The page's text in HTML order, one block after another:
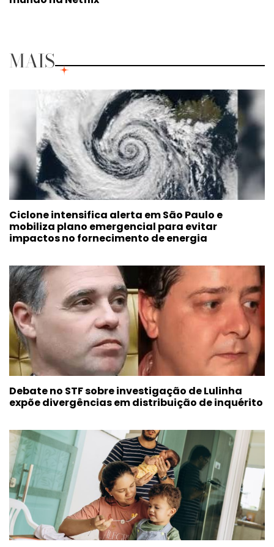
MAIS
Ciclone intensifica alerta em São Paulo e
mobiliza plano emergencial para evitar
impactos no fornecimento de energia
Debate no STF sobre investigação de Lulinha
expõe divergências em distribuição de inquérito